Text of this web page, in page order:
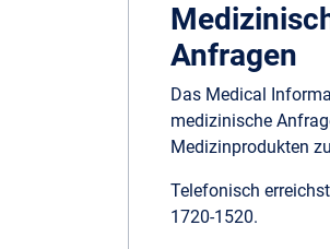
Anfragen
Das Medical
medizinische
Medizinprodukten
Telefonisch
1720-1520.